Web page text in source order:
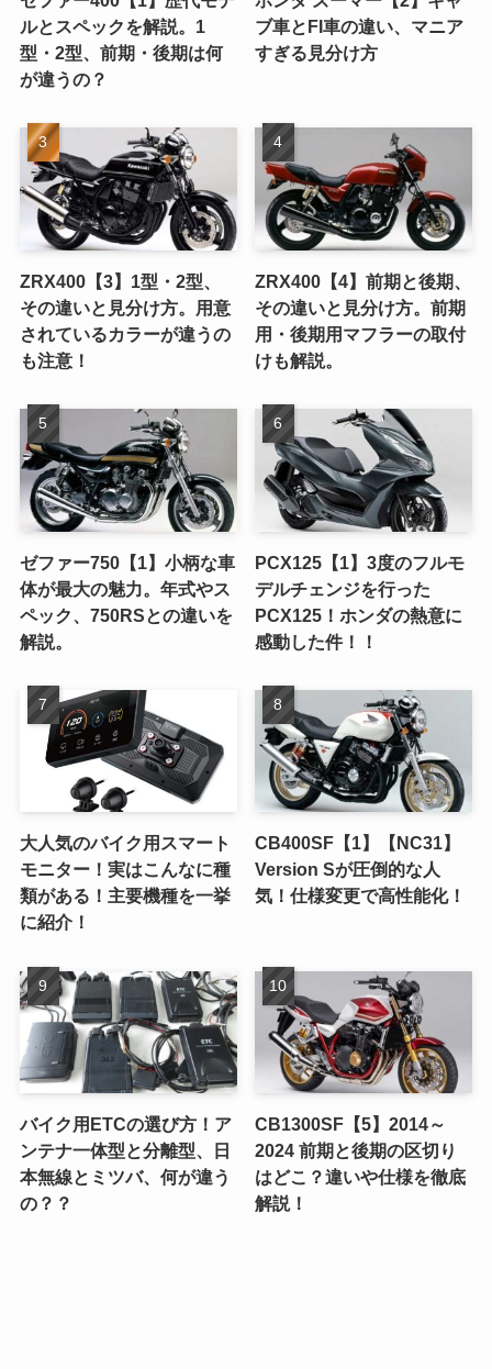
ルとスペックを解説。1
型・2型、前期・後期は何
が違うの？
ブ車とFI車の違い、マニア
すぎる見分け方
ZRX400【3】1型・2型、
その違いと見分け方。用意
されているカラーが違うの
も注意！
ZRX400【4】前期と後期、
その違いと見分け方。前期
用・後期用マフラーの取付
けも解説。
ゼファー750【1】小柄な車
体が最大の魅力。年式やス
ペック、750RSとの違いを
解説。
PCX125【1】3度のフルモ
デルチェンジを行った
PCX125！ホンダの熱意に
感動した件！！
大人気のバイク用スマート
モニター！実はこんなに種
類がある！主要機種を一挙
に紹介！
CB400SF【1】【NC31】
Version Sが圧倒的な人
気！仕様変更で高性能化！
バイク用ETCの選び方！ア
ンテナ一体型と分離型、日
本無線とミツバ、何が違う
の？？
CB1300SF【5】2014～
2024 前期と後期の区切り
はどこ？違いや仕様を徹底
解説！